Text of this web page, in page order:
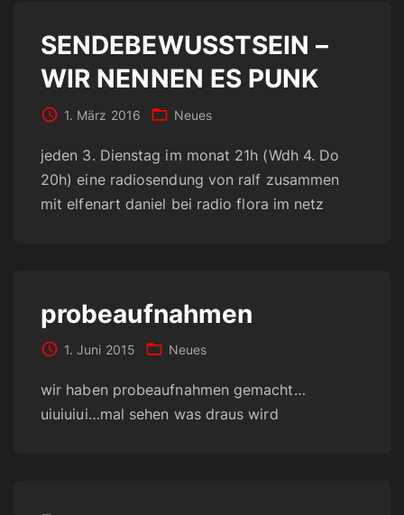
SENDEBEWUSSTSEIN –
WIR NENNEN ES PUNK
1. März 2016 Neues
jeden 3. Dienstag im monat 21h (Wdh 4. Do
20h) eine radiosendung von ralf zusammen
mit elfenart daniel bei radio flora im netz
probeaufnahmen
1. Juni 2015 Neues
wir haben probeaufnahmen gemacht…
uiuiuiui…mal sehen was draus wird